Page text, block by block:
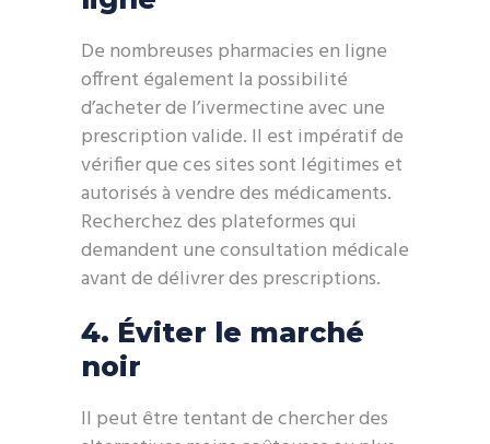
De nombreuses pharmacies en ligne
offrent également la possibilité
d’acheter de l’ivermectine avec une
prescription valide. Il est impératif de
vérifier que ces sites sont légitimes et
autorisés à vendre des médicaments.
Recherchez des plateformes qui
demandent une consultation médicale
avant de délivrer des prescriptions.
4. Éviter le marché
noir
Il peut être tentant de chercher des